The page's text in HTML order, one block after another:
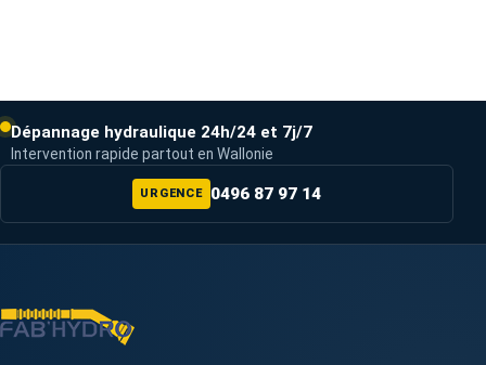
Dépannage hydraulique 24h/24 et 7j/7
Intervention rapide partout en Wallonie
URGENCE 0496 87 97 14